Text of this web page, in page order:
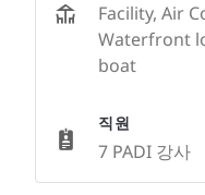
Facility, Air
Waterfront
boat
직원
7 PADI 강사